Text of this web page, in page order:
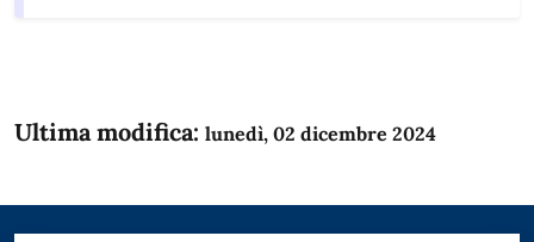
Ultima modifica: lunedì, 02 dicembre 2024